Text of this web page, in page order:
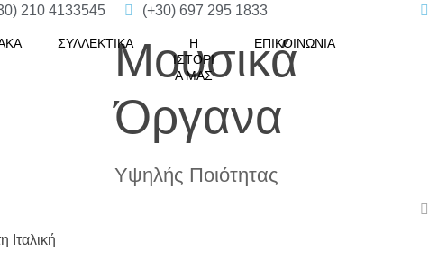
210 4133545 (+30) 697 295 1833
ΣΥΛΛΕΚΤΙΚΆ
Η
ΙΣΤΟΡΊ
Α ΜΑΣ
ΕΠΙΚΟΙΝΩΝΊΑ
Μουσικά
Όργανα
Υψηλής Ποιότητας
Ιταλική